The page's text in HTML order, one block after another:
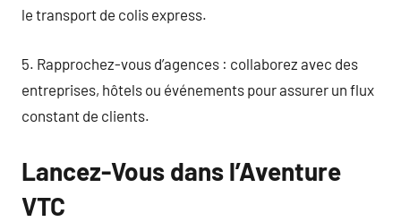
le transport de colis express.
5. Rapprochez-vous d’agences : collaborez avec des
entreprises, hôtels ou événements pour assurer un flux
constant de clients.
Lancez-Vous dans l’Aventure
VTC